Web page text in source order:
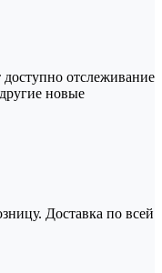
доступно отслеживание
новые
Доставка по всей